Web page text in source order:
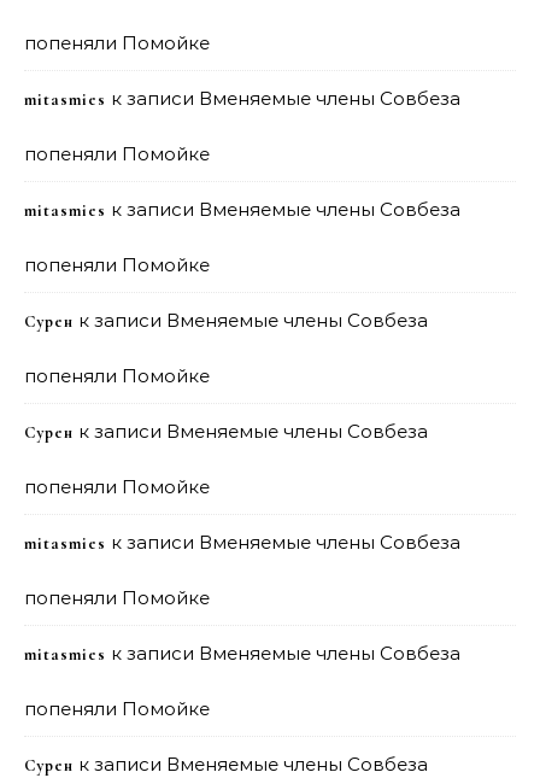
попеняли Помойке
mitasmies к записи Вменяемые члены Совбеза
попеняли Помойке
mitasmies к записи Вменяемые члены Совбеза
попеняли Помойке
Сурен к записи Вменяемые члены Совбеза
попеняли Помойке
Сурен к записи Вменяемые члены Совбеза
попеняли Помойке
mitasmies к записи Вменяемые члены Совбеза
попеняли Помойке
mitasmies к записи Вменяемые члены Совбеза
попеняли Помойке
Сурен к записи Вменяемые члены Совбеза